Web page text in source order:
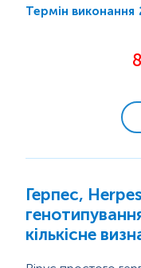
слизових
«прокидатися»,
оскільки може...
Термін виконання
Герпес,
кількісне